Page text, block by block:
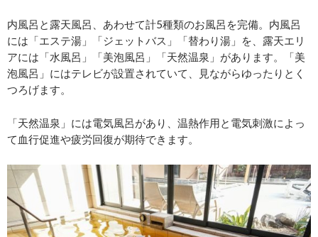
内風呂と露天風呂、あわせて計5種類のお風呂を完備。内風呂
には「エステ湯」「ジェットバス」「替わり湯」を、露天エリ
アには「水風呂」「美泡風呂」「天然温泉」があります。「美
泡風呂」にはテレビが設置されていて、見ながらゆったりとく
つろげます。
「天然温泉」には電気風呂があり、温熱作用と電気刺激によっ
て血行促進や疲労回復が期待できます。